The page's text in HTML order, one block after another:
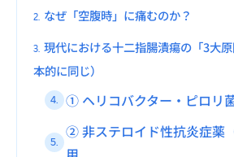
2. なぜ「空腹時」に痛むのか？
3. 現代における十二指腸潰瘍の「3大
本的に同じ）
4. ① ヘリコバクター・ピロリ
5.
② 非ステロイド性抗炎症薬